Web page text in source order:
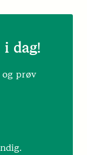
dag!
og prøv